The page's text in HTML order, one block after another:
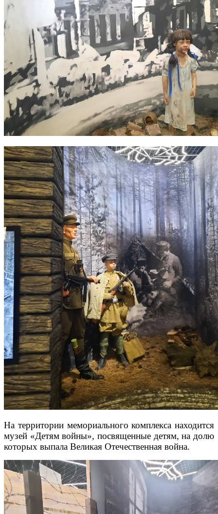
На территории мемориального комплекса находится
музей «Детям войны», посвященные детям, на долю
которых выпала Великая Отечественная война.